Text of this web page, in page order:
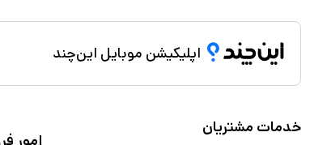
اپلیکیشن موبایل این‌چند
خدمات مشتریان